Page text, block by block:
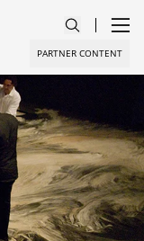
PARTNER CONTENT